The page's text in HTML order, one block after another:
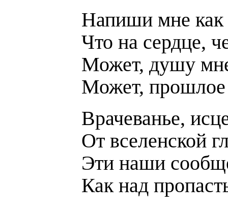
Напиши мне
Что на сердце,
Может, душу
Может,
Врачеванье,
От вселенской
Эти наши
Как над